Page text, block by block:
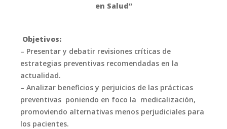
en Salud”
Objetivos:
– Presentar y debatir revisiones críticas de
estrategias preventivas recomendadas en la
actualidad.
– Analizar beneficios y perjuicios de las prácticas
preventivas poniendo en foco la medicalización,
promoviendo alternativas menos perjudiciales para
los pacientes.